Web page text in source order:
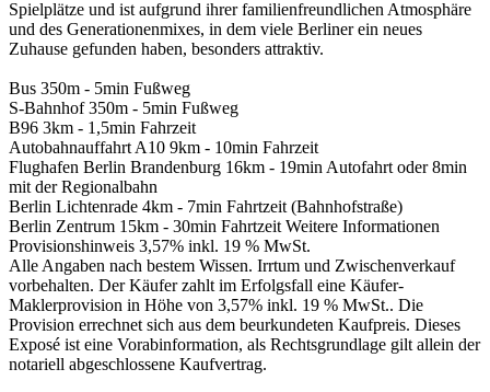
Spielplätze und ist aufgrund ihrer familienfreundlichen Atmosphäre
und des Generationenmixes, in dem viele Berliner ein neues
Zuhause gefunden haben, besonders attraktiv.
Bus 350m - 5min Fußweg
S-Bahnhof 350m - 5min Fußweg
B96 3km - 1,5min Fahrzeit
Autobahnauffahrt A10 9km - 10min Fahrzeit
Flughafen Berlin Brandenburg 16km - 19min Autofahrt oder 8min
mit der Regionalbahn
Berlin Lichtenrade 4km - 7min Fahrtzeit (Bahnhofstraße)
Berlin Zentrum 15km - 30min Fahrtzeit Weitere Informationen
Provisionshinweis 3,57% inkl. 19 % MwSt.
Alle Angaben nach bestem Wissen. Irrtum und Zwischenverkauf
vorbehalten. Der Käufer zahlt im Erfolgsfall eine Käufer-
Maklerprovision in Höhe von 3,57% inkl. 19 % MwSt.. Die
Provision errechnet sich aus dem beurkundeten Kaufpreis. Dieses
Exposé ist eine Vorabinformation, als Rechtsgrundlage gilt allein der
notariell abgeschlossene Kaufvertrag.